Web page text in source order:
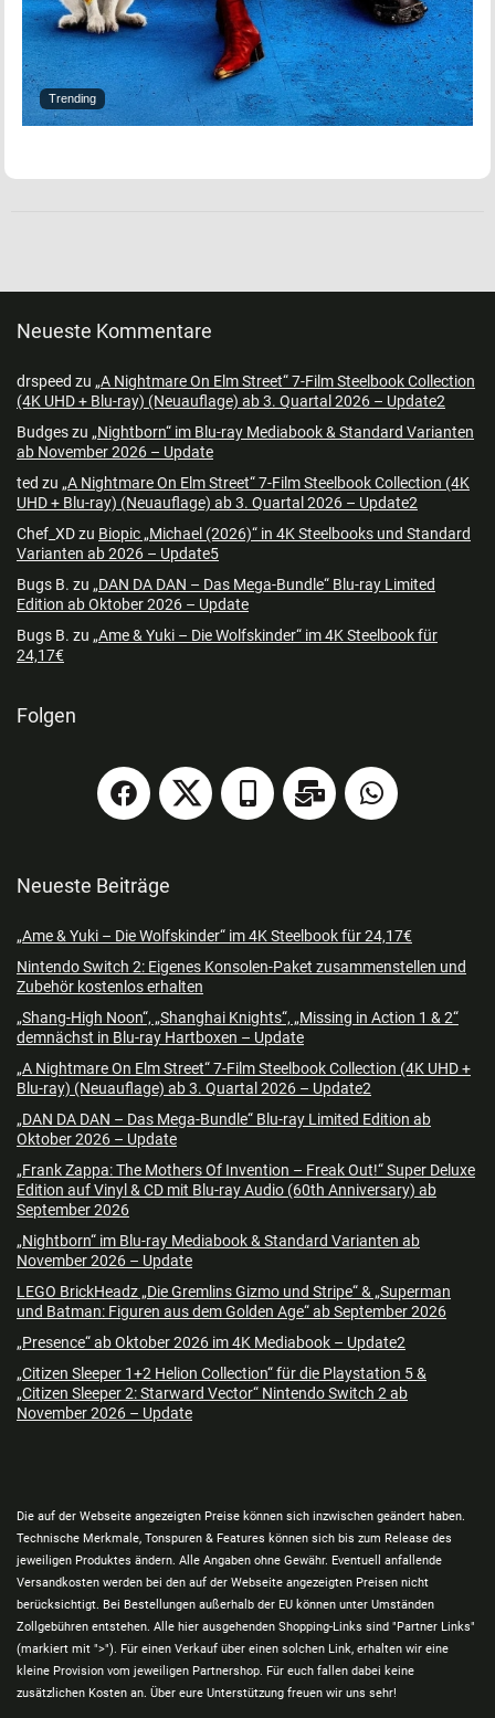
Trending
Neueste Kommentare
drspeed zu „A Nightmare On Elm Street“ 7-Film Steelbook Collection
(4K UHD + Blu-ray) (Neuauflage) ab 3. Quartal 2026 – Update2
Budgeszu „Nightborn“ im Blu-ray Mediabook & Standard Varianten
ab November 2026 – Update
ted zu „A Nightmare On Elm Street“ 7-Film Steelbook Collection (4K
UHD + Blu-ray) (Neuauflage) ab 3. Quartal 2026 – Update2
Chef_XDzu Biopic „Michael (2026)“ in 4K Steelbooks und Standard
Varianten ab 2026 – Update5
Bugs B. zu „DAN DA DAN – Das Mega-Bundle“ Blu-ray Limited
Edition ab Oktober 2026 – Update
Bugs B. zu „Ame & Yuki – Die Wolfskinder“ im 4K Steelbook für
24,17€
Folgen
Neueste Beiträge
„Ame & Yuki – Die Wolfskinder“ im 4K Steelbook für 24,17€
Nintendo Switch 2: Eigenes Konsolen-Paket zusammenstellen und
Zubehör kostenlos erhalten
„Shang-High Noon“, „Shanghai Knights“, „Missing in Action 1 & 2“
demnächst in Blu-ray Hartboxen – Update
„A Nightmare On Elm Street“ 7-Film Steelbook Collection (4K UHD +
Blu-ray) (Neuauflage) ab 3. Quartal 2026 – Update2
„DAN DA DAN – Das Mega-Bundle“ Blu-ray Limited Edition ab
Oktober 2026 – Update
„Frank Zappa: The Mothers Of Invention – Freak Out!“ Super Deluxe
Edition auf Vinyl & CD mit Blu-ray Audio (60th Anniversary) ab
September 2026
„Nightborn“ im Blu-ray Mediabook & Standard Varianten ab
November 2026 – Update
LEGO BrickHeadz „Die Gremlins Gizmo und Stripe“ & „Superman
und Batman: Figuren aus dem Golden Age“ ab September 2026
„Presence“ ab Oktober 2026 im 4K Mediabook – Update2
„Citizen Sleeper 1+2 Helion Collection“ für die Playstation 5 &
„Citizen Sleeper 2: Starward Vector“ Nintendo Switch 2 ab
November 2026 – Update
Die auf der Webseite angezeigten Preise können sich inzwischen geändert haben.
Technische Merkmale, Tonspuren & Features können sich bis zum Release des
jeweiligen Produktes ändern. Alle Angaben ohne Gewähr. Eventuell anfallende
Versandkosten werden bei den auf der Webseite angezeigten Preisen nicht
berücksichtigt. Bei Bestellungen außerhalb der EU können unter Umständen
Zollgebühren entstehen. Alle hier ausgehenden Shopping-Links sind "Partner Links"
(markiert mit ">"). Für einen Verkauf über einen solchen Link, erhalten wir eine
kleine Provision vom jeweiligen Partnershop. Für euch fallen dabei keine
zusätzlichen Kosten an. Über eure Unterstützung freuen wir uns sehr!